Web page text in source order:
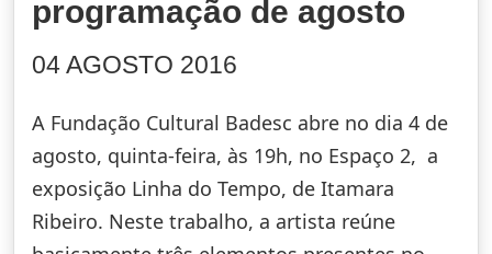
programação de agosto
04 AGOSTO 2016
A Fundação Cultural Badesc abre no dia 4 de
agosto, quinta-feira, às 19h, no Espaço 2, a
exposição Linha do Tempo, de Itamara
Ribeiro. Neste trabalho, a artista reúne